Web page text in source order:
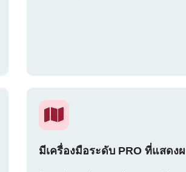
มีเครื่องมือระดับ PRO ที่แสด